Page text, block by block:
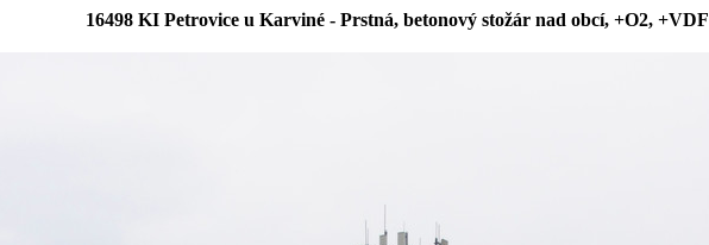
16498 KI Petrovice u Karviné - Prstná, betonový stožár nad obcí, +O2, +VDF